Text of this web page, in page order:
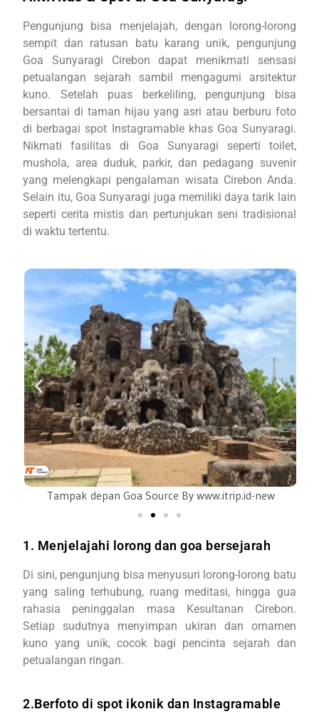
Pengunjung bisa menjelajah, dengan lorong-lorong
sempit dan ratusan batu karang unik, pengunjung
Goa Sunyaragi Cirebon dapat menikmati sensasi
petualangan sejarah sambil mengagumi arsitektur
kuno. Setelah puas berkeliling, pengunjung bisa
bersantai di taman hijau yang asri atau berburu foto
di berbagai spot Instagramable khas Goa Sunyaragi.
Nikmati fasilitas di Goa Sunyaragi seperti toilet,
mushola, area duduk, parkir, dan pedagang suvenir
yang melengkapi pengalaman wisata Cirebon Anda.
Selain itu, Goa Sunyaragi juga memiliki daya tarik lain
seperti cerita mistis dan pertunjukan seni tradisional
di waktu tertentu.
Tampak depan Goa Source By www.itrip.id-new
1. Menjelajahi lorong dan goa bersejarah
Di sini, pengunjung bisa menyusuri lorong-lorong batu
yang saling terhubung, ruang meditasi, hingga gua
rahasia peninggalan masa Kesultanan Cirebon.
Setiap sudutnya menyimpan ukiran dan ornamen
kuno yang unik, cocok bagi pencinta sejarah dan
petualangan ringan.
2.Berfoto di spot ikonik dan Instagramable